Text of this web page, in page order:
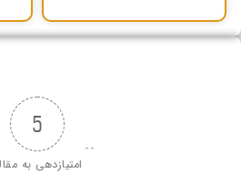
5
امتیازدهی به